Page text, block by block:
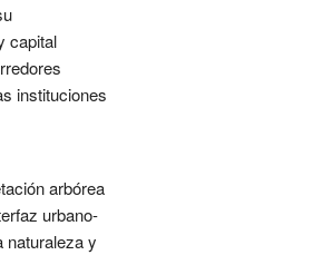
capital
instituciones
arbórea
urbano-
naturaleza y